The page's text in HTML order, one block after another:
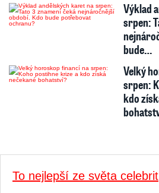
Výklad
srpen:
bude…
Velký
srpen:
kdo
To nejlepší ze světa celebrit